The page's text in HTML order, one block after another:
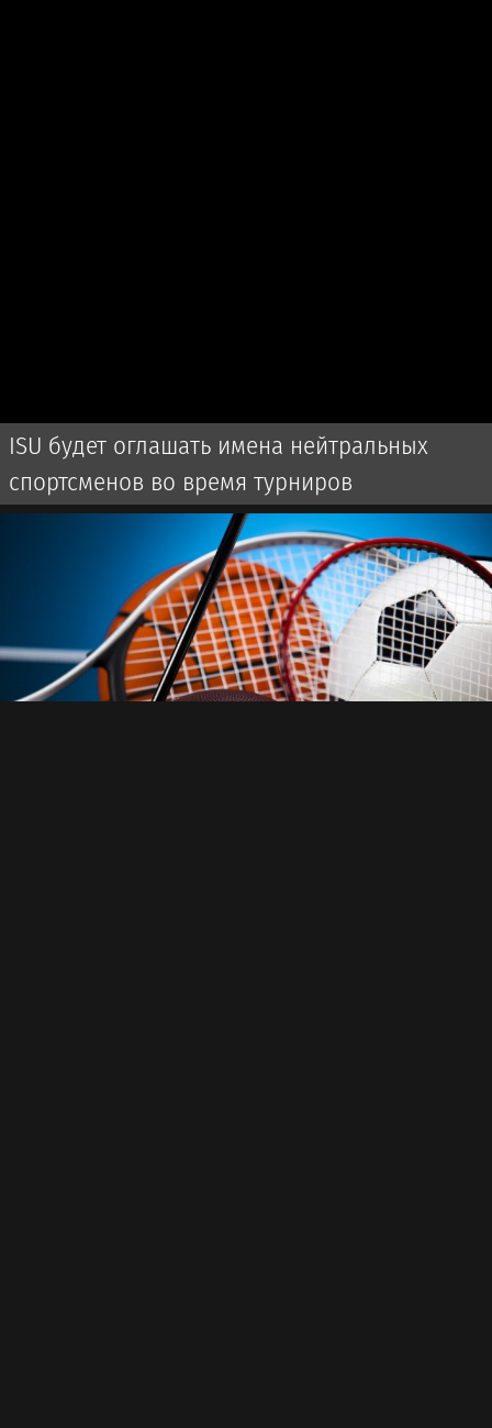
ISU будет оглашать имена нейтральных
спортсменов во время турниров